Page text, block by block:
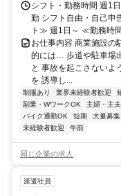
シフト・勤務時間 週1
勤 シフト自由・自己
ト≫ 週1日～ ≪勤務時
お仕事内容 商業施設
的には… 歩道や駐車場
と 事故を起こさないよ
を 誘導し...
制服あり 業界未経験者歓迎
副業・WワークOK
主婦・主
バイク通勤OK
短期 大量募集
未経験者歓迎
午前
同じ企業の求人
派遣社員